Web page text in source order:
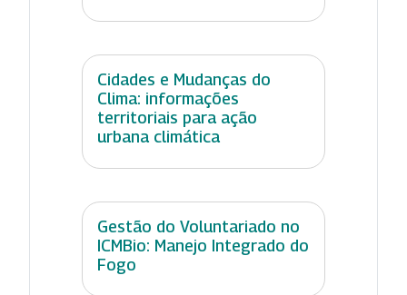
Cidades e Mudanças do
Clima: informações
territoriais para ação
urbana climática
Gestão do Voluntariado no
ICMBio: Manejo Integrado do
Fogo